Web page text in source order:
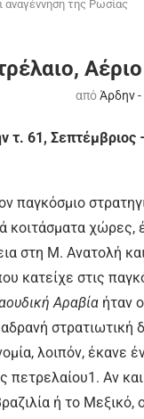
αναγέννηση της Ρωσίας
απόΆρδην -
τ. 61,
παγκόσμιο
κοιτάσματα
στη Μ. Ανατολή
κατείχε στις
Αραβία ήταν
στρατιωτική
λοιπόν, έκανε
Αν
ή το Μεξικό,